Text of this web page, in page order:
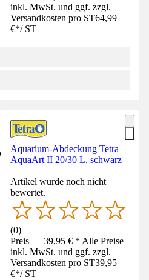
inkl. MwSt. und ggf. zzgl.
Versandkosten pro ST64,99
€*/ ST
Aquarium-Abdeckung Tetra
AquaArt II 20/30 L, schwarz
Artikel wurde noch nicht
bewertet.
(0)
Preis — 39,95 € * Alle Preise
inkl. MwSt. und ggf. zzgl.
Versandkosten pro ST39,95
€*/ ST